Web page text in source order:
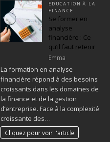
EDUCATION À LA
FINANCE
Se former en
analyse
financière : Ce
qu’il faut retenir
Emma
La formation en analyse
financière répond à des besoins
croissants dans les domaines de
la finance et de la gestion
d’entreprise. Face à la complexité
croissante des…
Cliquez pour voir l'article